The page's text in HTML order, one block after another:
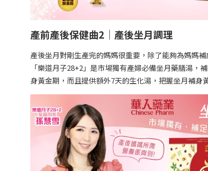
產前產後保健曲2｜產後坐月調理
產後坐月對剛生產完的媽媽很重要，除了能夠為媽媽
「樂道月子28+2」是市場獨有產婦必備坐月藥膳湯
身黃金期，而且提供額外7天的生化湯，把握坐月補身